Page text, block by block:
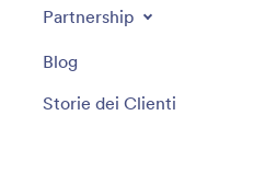
Partnership
Blog
Storie dei Clienti